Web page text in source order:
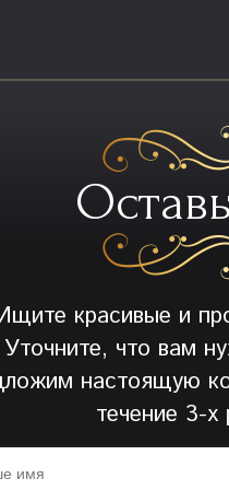
красивые и
Уточните, что вам
настоящую
течение 3-х